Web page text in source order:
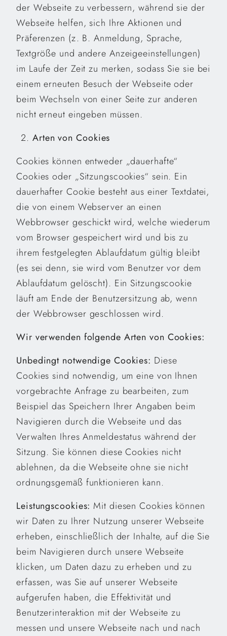
der Webseite zu verbessern, während sie der
Webseite helfen, sich Ihre Aktionen und
Präferenzen (z. B. Anmeldung, Sprache,
Textgröße und andere Anzeigeeinstellungen)
im Laufe der Zeit zu merken, sodass Sie sie bei
einem erneuten Besuch der Webseite oder
beim Wechseln von einer Seite zur anderen
nicht erneut eingeben müssen.
Arten von Cookies
Cookies können entweder „dauerhafte“
Cookies oder „Sitzungscookies“ sein. Ein
dauerhafter Cookie besteht aus einer Textdatei,
die von einem Webserver an einen
Webbrowser geschickt wird, welche wiederum
vom Browser gespeichert wird und bis zu
ihrem festgelegten Ablaufdatum gültig bleibt
(es sei denn, sie wird vom Benutzer vor dem
Ablaufdatum gelöscht). Ein Sitzungscookie
läuft am Ende der Benutzersitzung ab, wenn
der Webbrowser geschlossen wird.
Wir verwenden folgende Arten von Cookies:
Unbedingt notwendige Cookies: Diese
Cookies sind notwendig, um eine von Ihnen
vorgebrachte Anfrage zu bearbeiten, zum
Beispiel das Speichern Ihrer Angaben beim
Navigieren durch die Webseite und das
Verwalten Ihres Anmeldestatus während der
Sitzung. Sie können diese Cookies nicht
ablehnen, da die Webseite ohne sie nicht
ordnungsgemäß funktionieren kann.
Leistungscookies: Mit diesen Cookies können
wir Daten zu Ihrer Nutzung unserer Webseite
erheben, einschließlich der Inhalte, auf die Sie
beim Navigieren durch unsere Webseite
klicken, um Daten dazu zu erheben und zu
erfassen, was Sie auf unserer Webseite
aufgerufen haben,die Effektivität und
Benutzerinteraktion mit der Webseite zu
messen und unsere Webseite nach und nach